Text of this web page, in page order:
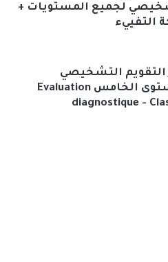
لجميع المستويات +
التفييء
التقويم التشخيصي
المستوى الخامس Evaluation
diagnostique -